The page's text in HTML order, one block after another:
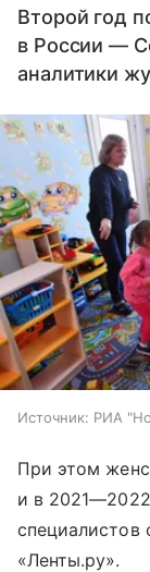
Второй год
в России —
аналитики
Источник: РИА
При этом
и в 2021—2022
специалистов
«Ленты.ру».